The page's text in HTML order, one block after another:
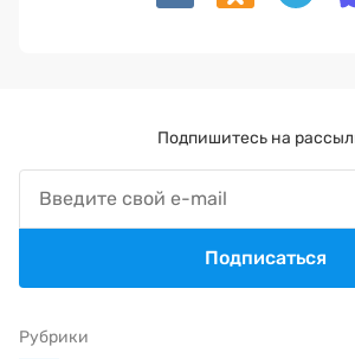
Рубрики
Подпишитесь на
Подписаться